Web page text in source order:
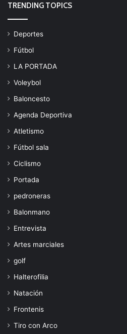
TRENDING TOPICS
Deportes
Fútbol
LA PORTADA
Voleybol
Baloncesto
Agenda Deportiva
Atletismo
Fútbol sala
Ciclismo
Portada
pedroneras
Balonmano
Entrevista
Artes marciales
golf
Halterofilia
Natación
Frontenis
Tiro con Arco